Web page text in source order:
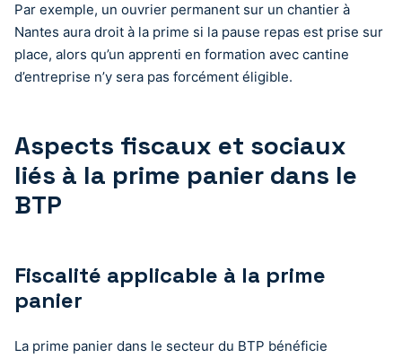
Par exemple, un ouvrier permanent sur un chantier à
Nantes aura droit à la prime si la pause repas est prise sur
place, alors qu’un apprenti en formation avec cantine
d’entreprise n’y sera pas forcément éligible.
Aspects fiscaux et sociaux
liés à la prime panier dans le
BTP
Fiscalité applicable à la prime
panier
La prime panier dans le secteur du BTP bénéficie